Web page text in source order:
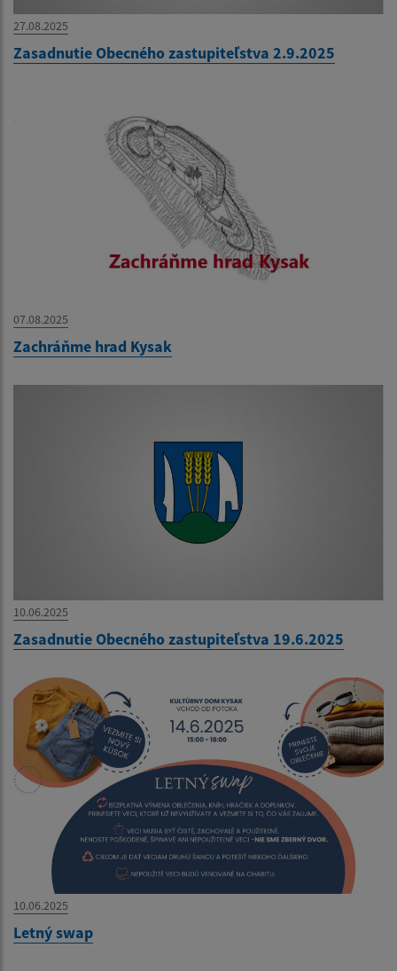
27.08.2025
Zasadnutie Obecného zastupiteľstva 2.9.2025
07.08.2025
Zachráňme hrad Kysak
10.06.2025
Zasadnutie Obecného zastupiteľstva 19.6.2025
10.06.2025
Letný swap